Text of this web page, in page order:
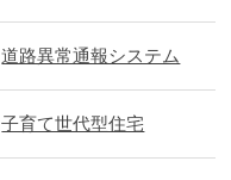
道路異常通報システム
子育て世代型住宅